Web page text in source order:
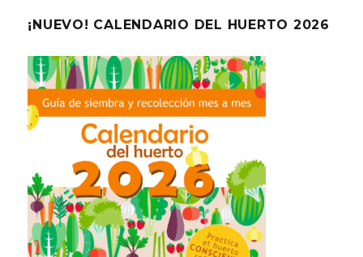
¡NUEVO! CALENDARIO DEL HUERTO 2026